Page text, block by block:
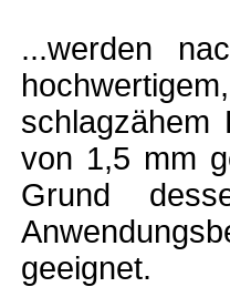
...werden
schlagzähem
von 1,5 mm
Grund
geeignet.